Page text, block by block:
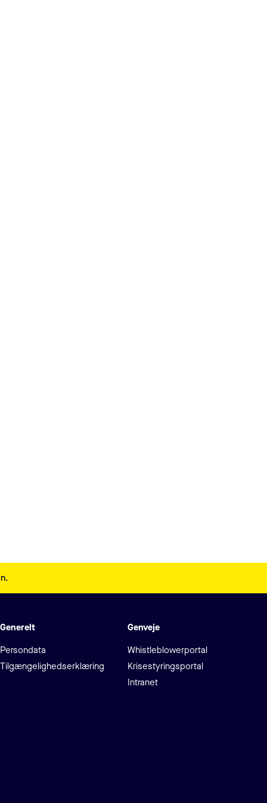
Generelt
Persondata
Tilgængelighedserklæring
Genveje
Whistleblowerportal
Krisestyringsportal
Intranet